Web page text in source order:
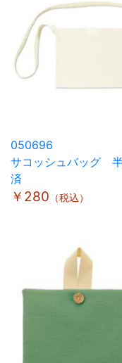
050696
サコッシュバッグ
済
￥280 （税込）